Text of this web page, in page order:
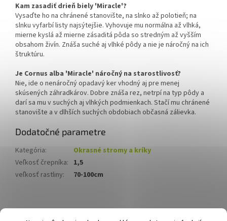
Kam zasadiť drieň biely 'Miracle'?
Vysaďte ho na chránené stanovište, na slnko až polotieň; na
slnku vyfarbí listy najsýtejšie. Vyhovuje mu normálna až vlhká,
mierne kyslá až mierne zásaditá pôda so stredným až vyšším
obsahom živín. Znáša suché aj vlhké pôdy a nie je náročný na ich
štruktúru.
Je Cornus alba 'Miracle' náročný na starostlivosť?
Nie, ide o nenáročný opadavý ker vhodný aj pre menej
skúsených záhradkárov. Dobre znáša rez, netrpí na typ pôdy a
darí sa mu v suchých aj vlhkých podmienkach. Stačí mu chránené
stanovište a v dlhších suchých obdobiach občasná zálievka.
Dodatočné parametre
Kategória:
Okrasné stromy a kríky
Veľkosť črepníka: 1,5
veľkosť rastliny: 70-100cm
á
Hurmikaki.com